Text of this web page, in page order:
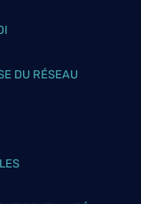
DU RÉSEAU